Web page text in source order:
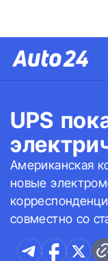
UPS
Американская
новые
совместно со